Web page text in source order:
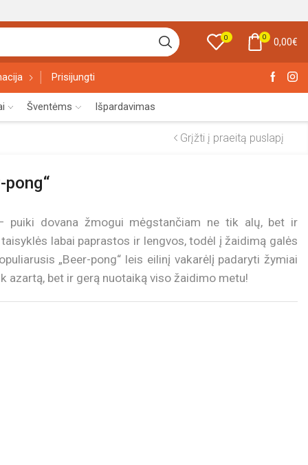
0 0 0,00€
Prisijungti
Šventėms Išpardavimas
Grįžti į praeitą puslapį
puiki dovana žmogui mėgstančiam ne tik alų, bet ir
labai paprastos ir lengvos, todėl į žaidimą galės
„Beer-pong“ leis eilinį vakarėlį padaryti žymiai
azartą, bet ir gerą nuotaiką viso žaidimo metu!